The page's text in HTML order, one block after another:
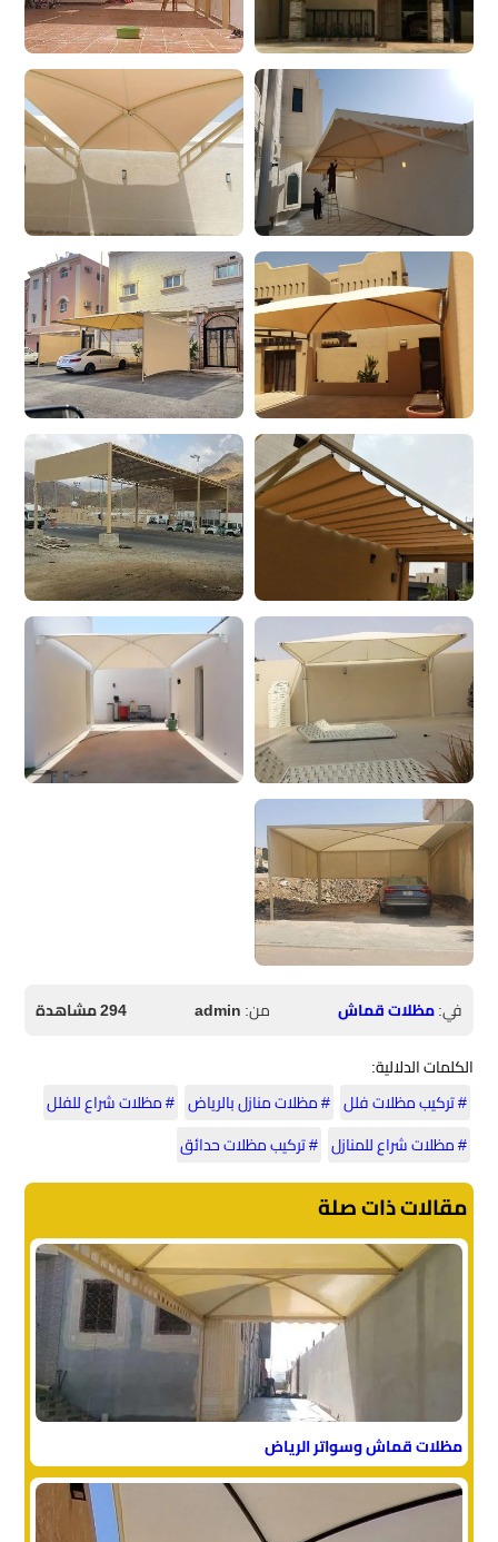
في:مظلات قماش من:admin
294 مشاهدة
الكلمات الدلالية:
# تركيب مظلات فلل # مظلات منازل بالرياض # مظلات شراع للفلل
# مظلات شراع للمنازل # تركيب مظلات حدائق
مقالات ذات صلة
مظلات قماش وسواتر الرياض